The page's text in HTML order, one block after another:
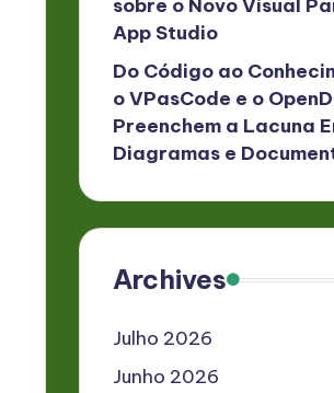
sobre o Novo Visual
App Studio
Do Código ao
o VPasCode e o
Preenchem a Lacuna
Diagramas e
Archives
Julho 2026
Junho 2026